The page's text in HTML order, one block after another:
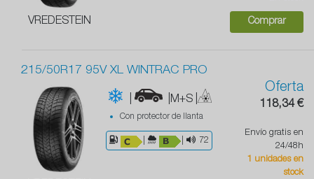
VREDESTEIN Comprar
215/50R17 95V XL WINTRAC PRO
| |M+S |
Con protector de llanta
72
Oferta
118,34 €
Envío gratis en
24/48h
1 unidades en
stock